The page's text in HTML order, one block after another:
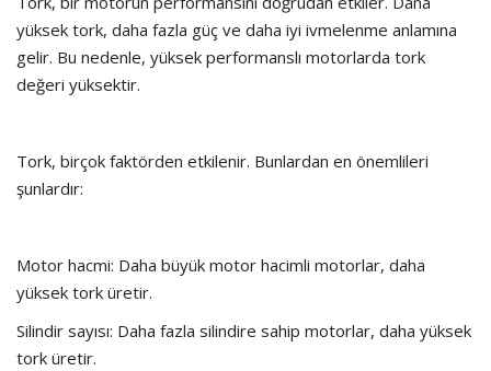
yüksek tork, daha fazla güç ve daha iyi ivmelenme anlamına
gelir. Bu nedenle, yüksek performanslı motorlarda tork
değeri yüksektir.
Tork, birçok faktörden etkilenir. Bunlardan en önemlileri
şunlardır:
Motor hacmi: Daha büyük motor hacimli motorlar, daha
yüksek tork üretir.
Silindir sayısı: Daha fazla silindire sahip motorlar, daha yüksek
tork üretir.